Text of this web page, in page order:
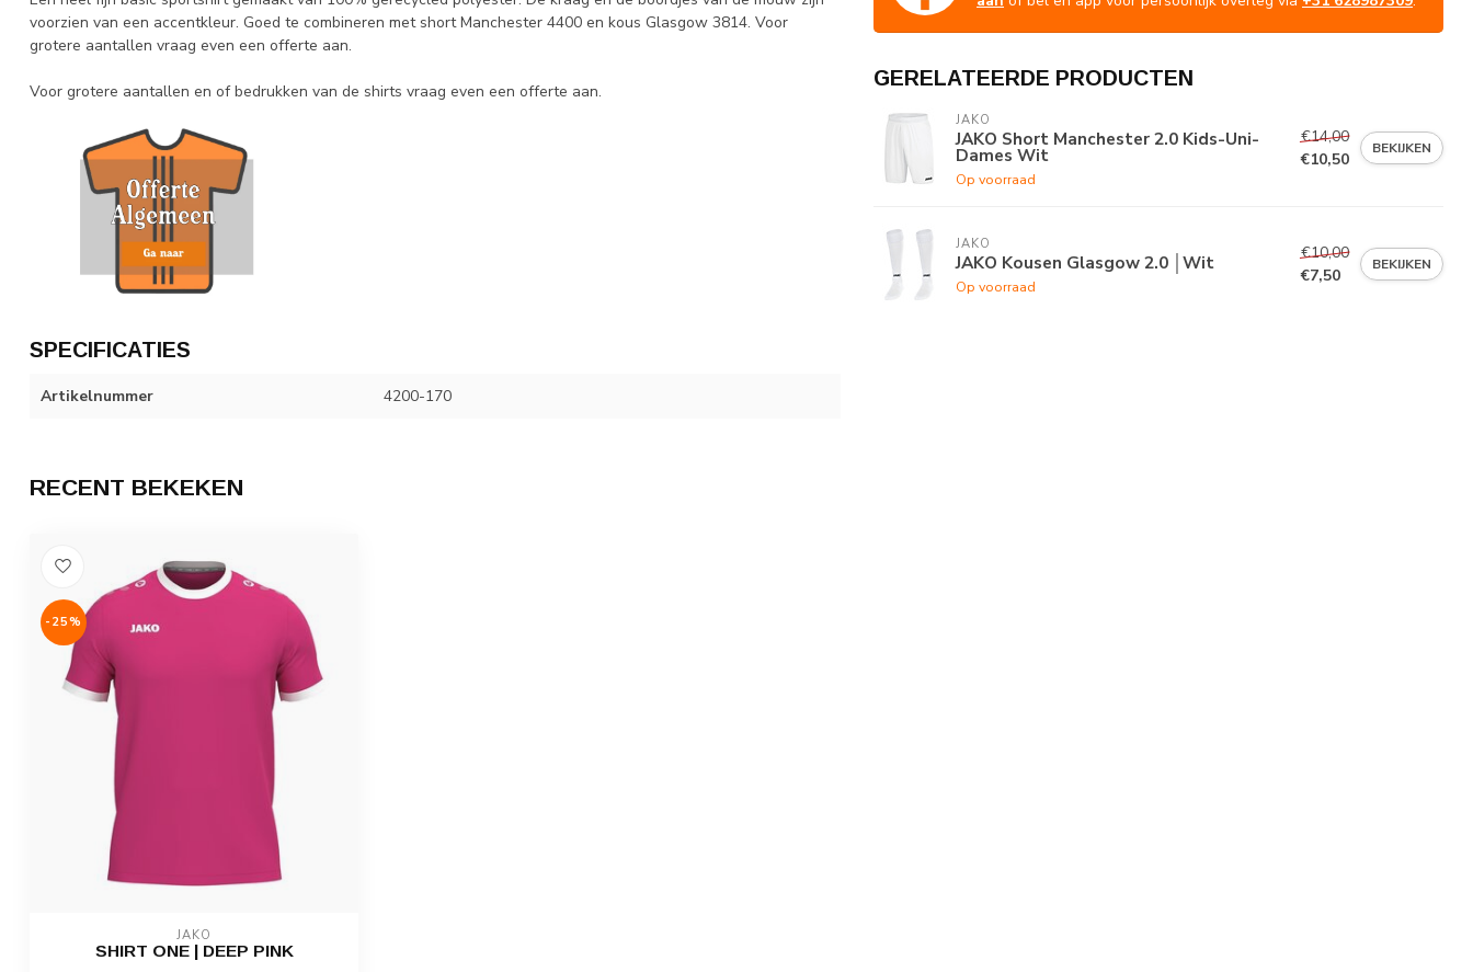
voorzien van een accentkleur. Goed te combineren met short Manchester 4400 en kous Glasgow 3814. Voor
grotere aantallen vraag even een offerte aan.
Voor grotere aantallen en of bedrukken van de shirts vraag even een offerte aan.
SPECIFICATIES
Artikelnummer 4200-170
GERELATEERDE PRODUCTEN
JAKO
JAKO Short Manchester 2.0 Kids-Uni-
Dames Wit
Op voorraad
€14,00
€10,50
BEKIJKEN
JAKO
JAKO Kousen Glasgow 2.0 │Wit
Op voorraad
€10,00
€7,50
BEKIJKEN
RECENT BEKEKEN
-25%
JAKO
SHIRT ONE | DEEP PINK